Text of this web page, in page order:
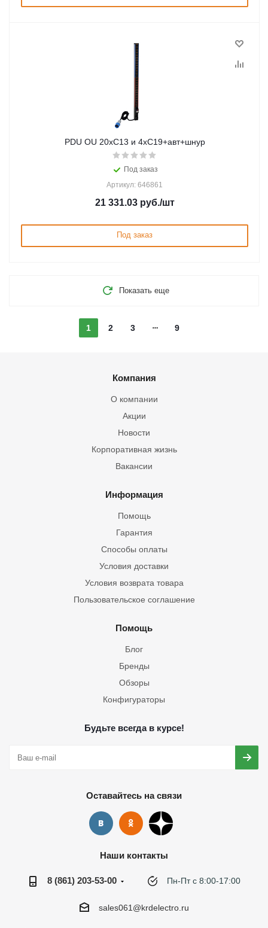
PDU OU 20xС13 и 4xC19+авт+шнур
Под заказ
Артикул: 646861
21 331.03руб./шт
Под заказ
Показать еще
1 2 3 9
Компания
О компании
Акции
Новости
Корпоративная жизнь
Вакансии
Информация
Помощь
Гарантия
Способы оплаты
Условия доставки
Условия возврата товара
Пользовательское соглашение
Помощь
Блог
Бренды
Обзоры
Конфигураторы
Будьте всегда в курсе!
Оставайтесь на связи
Наши контакты
8 (861) 203-53-00 Пн-Пт с 8:00-17:00
sales061@krdelectro.ru